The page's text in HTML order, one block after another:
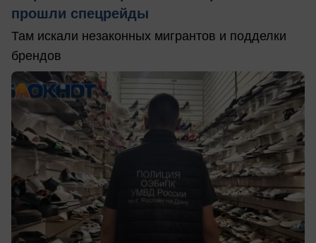
прошли спецрейды
Там искали незаконных мигрантов и подделки
брендов